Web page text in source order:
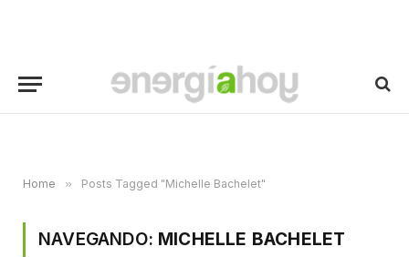
Home » Posts Tagged "Michelle Bachelet"
NAVEGANDO: MICHELLE BACHELET